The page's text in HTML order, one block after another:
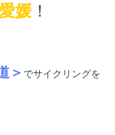
媛
＞ でサイクリングを